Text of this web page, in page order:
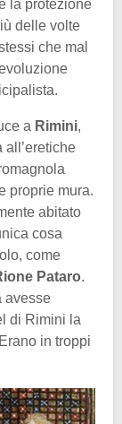
la protezione
delle volte
che mal
a Rimini,
all’eretiche
proprie mura.
abitato
cosa
come
Pataro.
avesse
di Rimini la
in troppi